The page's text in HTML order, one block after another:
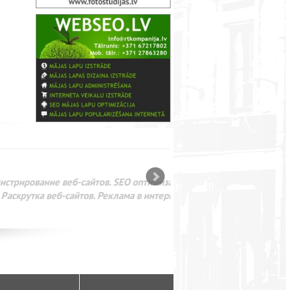
SEO оптимизация сайта для
Реклама в интернете Google